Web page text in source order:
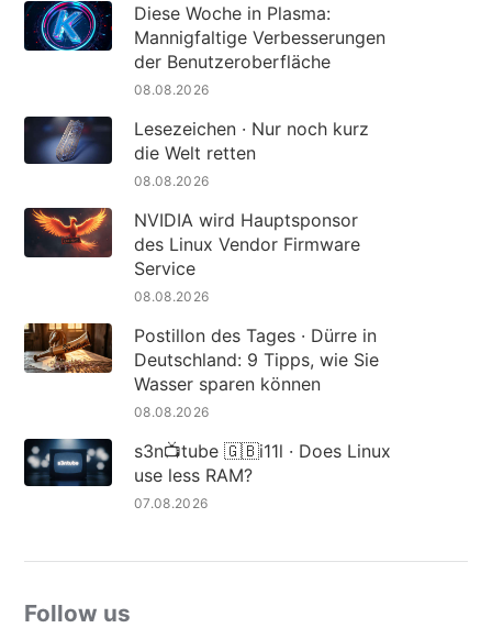
Diese Woche in Plasma:
Mannigfaltige Verbesserungen
der Benutzeroberfläche
08.08.2026
Lesezeichen · Nur noch kurz
die Welt retten
08.08.2026
NVIDIA wird Hauptsponsor
des Linux Vendor Firmware
Service
08.08.2026
Postillon des Tages · Dürre in
Deutschland: 9 Tipps, wie Sie
Wasser sparen können
08.08.2026
s3n📺tube 🇬🇧i11l · Does Linux
use less RAM?
07.08.2026
Follow us